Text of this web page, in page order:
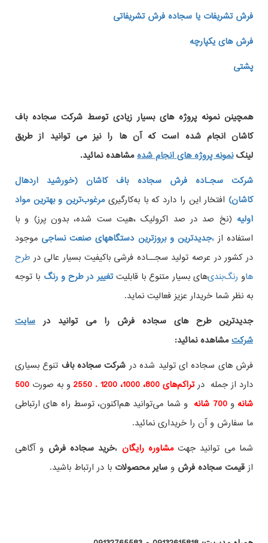
فرش تشریفات یا سجاده فرش تشریفاتی
فرش های یکپارچه
پشتی
همچینننمونه پروژه های بسیار زیادی توسط شرکت سجاده باف
کاشان انجام شده است که آن ها را نیز می توانید از طریق
لینکنمونه پروژه های انجام شدهمشاهده نمائید.
شرکت سجـاده فرش سجاده باف کاشان (خورشید اردهال
کاشان) افتخار این را دارد که با به‌کارگیریمرغوب‌ترین و بهترین مواد
اولیه (نخ صد در صد اکرولیک ،هیت ست شده، بدون پرز) و با
استفاده ازجدیدترین و بروزترین دستگاههای صنعت نساجی،
موجود
در کشور در عرصه تولید سجــاده فرشی باکیفیت بسیار عالی درطرح
هاو های بسیار متنوع با قابلیتتغییر در طرح و رنگ با توجه
به نظر شما خریدار عزیز فعالیت نماید.
جدیدترین طرح های سجاده فرش را می توانید در سایت
شرکتمشاهده نمائید:
فرش های سجاده ای تولید شده درشرکت سجاده باف تنوع بسیاری
دارد از جمله درتراکم‌های 800، 1000، 1200 . 2550 و به صورت 500
شانه و700 شانه
و شما می‌توانید هم‌اکنون، توسط راه های ارتباطی
ما سفارش و آن را خریداری نمائید.
شما می توانید جهت مشاوره رایگان ،خرید سجاده فرش و آگاهی
ازقیمت سجاده فرش وسایر محصولات با در ارتباط باشید.